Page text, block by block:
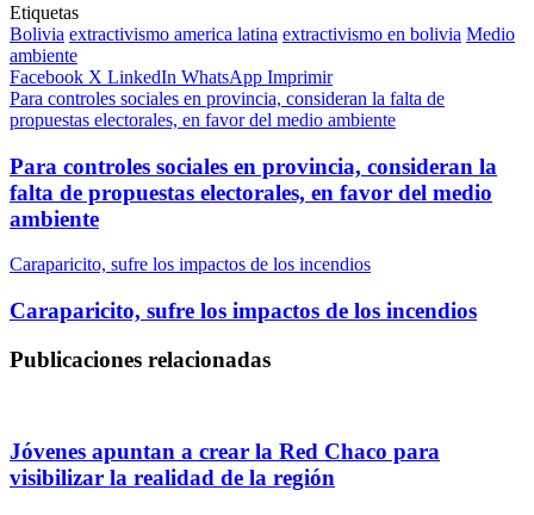
Etiquetas
Bolivia extractivismo america latina extractivismo en bolivia Medio
ambiente
Facebook X LinkedIn WhatsApp Imprimir
Para controles sociales en provincia, consideran la falta de
propuestas electorales, en favor del medio ambiente
Para controles sociales en provincia, consideran la
falta de propuestas electorales, en favor del medio
ambiente
Caraparicito, sufre los impactos de los incendios
Caraparicito, sufre los impactos de los incendios
Publicaciones relacionadas
Jóvenes apuntan a crear la Red Chaco para
visibilizar la realidad de la región